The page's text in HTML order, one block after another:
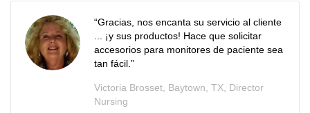
“Gracias, nos encanta su servicio al cliente
... ¡y sus productos! Hace que solicitar
accesorios para monitores de paciente sea
tan fácil.”
Victoria Brosset, Baytown, TX, Director
Nursing